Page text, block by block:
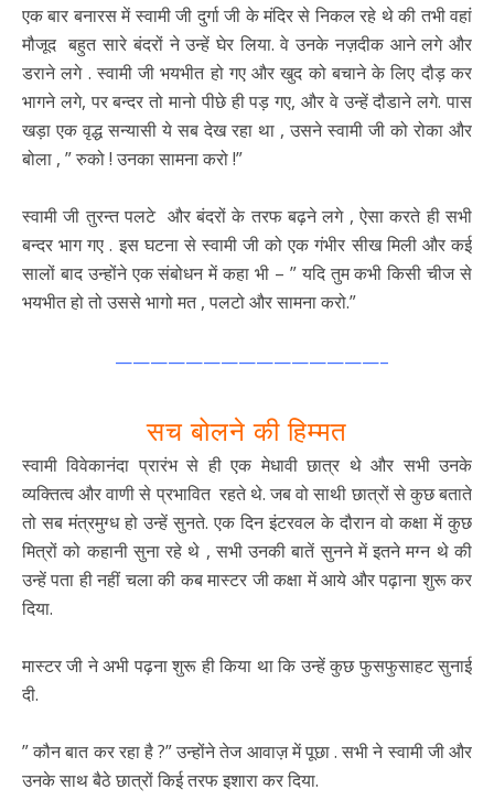
एक बार बनारस में स्वामी जी दुर्गा जी के मंदिर से निकल रहे थे की तभी वहां
मौजूद बहुत सारे बंदरों ने उन्हें घेर लिया. वे उनके नज़दीक आने लगे और
डराने लगे . स्वामी जी भयभीत हो गए और खुद को बचाने के लिए दौड़ कर
भागने लगे, पर बन्दर तो मानो पीछे ही पड़ गए, और वे उन्हें दौडाने लगे. पास
खड़ा एक वृद्ध सन्यासी ये सब देख रहा था , उसने स्वामी जी को रोका और
बोला , ” रुको ! उनका सामना करो !”
स्वामी जी तुरन्त पलटे और बंदरों के तरफ बढ़ने लगे , ऐसा करते ही सभी
बन्दर भाग गए . इस घटना से स्वामी जी को एक गंभीर सीख मिली और कई
सालों बाद उन्होंने एक संबोधन में कहा भी – ” यदि तुम कभी किसी चीज से
भयभीत हो तो उससे भागो मत , पलटो और सामना करो.”
———————————————–
सच बोलने की हिम्मत
स्वामी विवेकानंदा प्रारंभ से ही एक मेधावी छात्र थे और सभी उनके
व्यक्तित्व और वाणी से प्रभावित रहते थे. जब वो साथी छात्रों से कुछ बताते
तो सब मंत्रमुग्ध हो उन्हें सुनते. एक दिन इंटरवल के दौरान वो कक्षा में कुछ
मित्रों को कहानी सुना रहे थे , सभी उनकी बातें सुनने में इतने मग्न थे की
उन्हें पता ही नहीं चला की कब मास्टर जी कक्षा में आये और पढ़ाना शुरू कर
दिया.
मास्टर जी ने अभी पढ़ना शुरू ही किया था कि उन्हें कुछ फुसफुसाहट सुनाई
दी.
” कौन बात कर रहा है ?” उन्होंने तेज आवाज़ में पूछा . सभी ने स्वामी जी और
उनके साथ बैठे छात्रों किई तरफ इशारा कर दिया.